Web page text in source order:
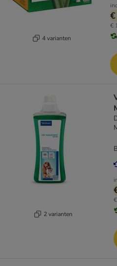
4 varianten
€
2 varianten